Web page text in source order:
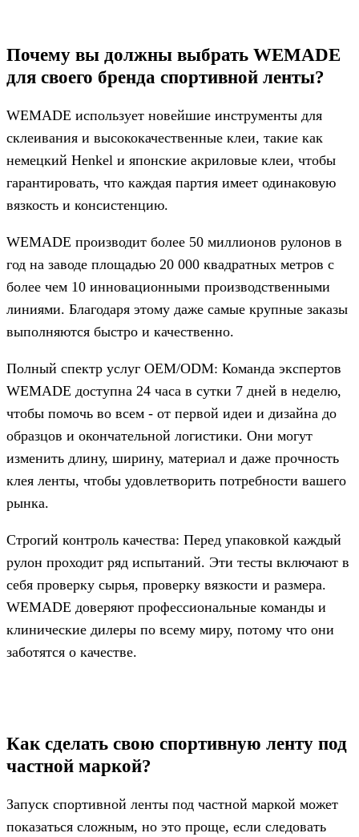
Почему вы должны выбрать WEMADE
для своего бренда спортивной ленты?
WEMADE использует новейшие инструменты для
склеивания и высококачественные клеи, такие как
немецкий Henkel и японские акриловые клеи, чтобы
гарантировать, что каждая партия имеет одинаковую
вязкость и консистенцию.
WEMADE производит более 50 миллионов рулонов в
год на заводе площадью 20 000 квадратных метров с
более чем 10 инновационными производственными
линиями. Благодаря этому даже самые крупные заказы
выполняются быстро и качественно.
Полный спектр услуг OEM/ODM: Команда экспертов
WEMADE доступна 24 часа в сутки 7 дней в неделю,
чтобы помочь во всем - от первой идеи и дизайна до
образцов и окончательной логистики. Они могут
изменить длину, ширину, материал и даже прочность
клея ленты, чтобы удовлетворить потребности вашего
рынка.
Строгий контроль качества: Перед упаковкой каждый
рулон проходит ряд испытаний. Эти тесты включают в
себя проверку сырья, проверку вязкости и размера.
WEMADE доверяют профессиональные команды и
клинические дилеры по всему миру, потому что они
заботятся о качестве.
Как сделать свою спортивную ленту под
частной маркой?
Запуск спортивной ленты под частной маркой может
показаться сложным, но это проще, если следовать